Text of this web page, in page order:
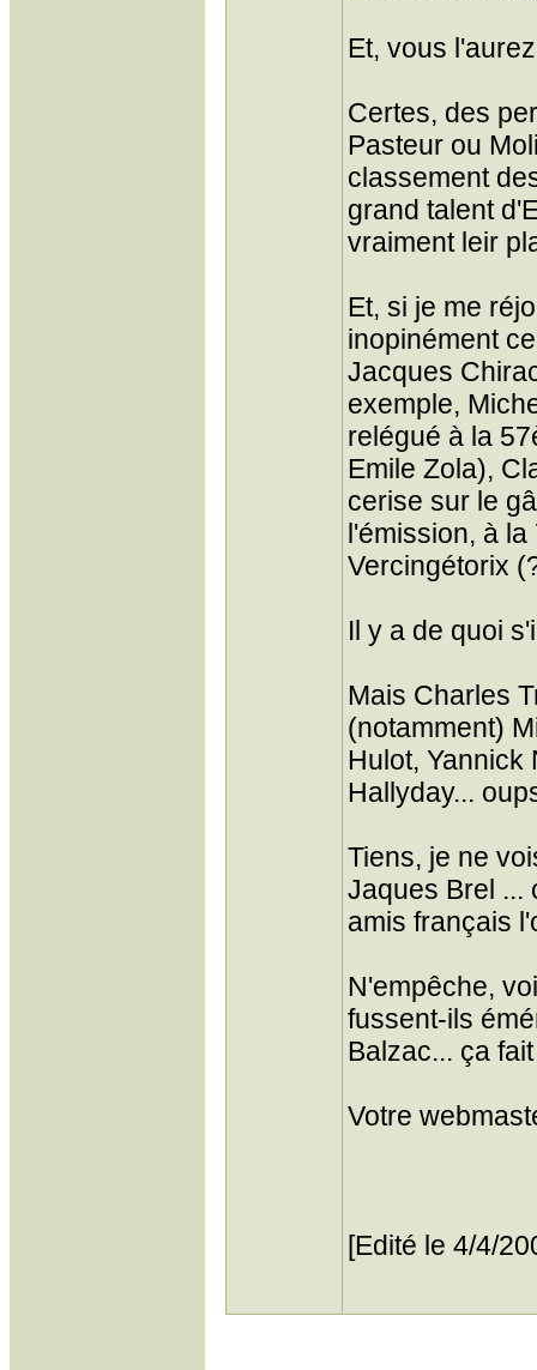
Et, vous
Certes, des
Pasteur ou
classement
grand talent
vraiment leir
Et, si je me
inopinément
Jacques
exemple,
relégué à la
Emile Zola),
cerise sur le
l'émission, à
Vercingétorix
Il y a de quoi
Mais Charles
(notamment)
Hulot, Yannick
Hallyday...
Tiens, je ne
Jaques Brel ...
amis français
N'empêche,
fussent-ils
Balzac... ça
Votre
[Edité le 4/4/